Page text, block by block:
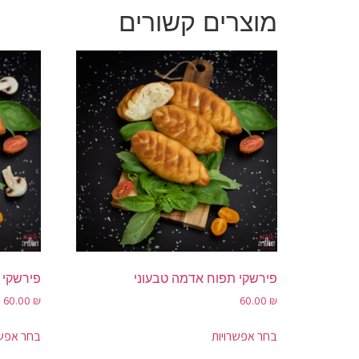
מוצרים קשורים
פירשקי תפוח אדמה טבעוני
60.00 ₪
בחר אפשרויות
פירשקי
60.00 ₪
בחר